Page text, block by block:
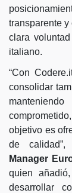
transparente
clara
italiano.
“Con
consolidar
objetivo es
de
Manager
quien
desarrollar